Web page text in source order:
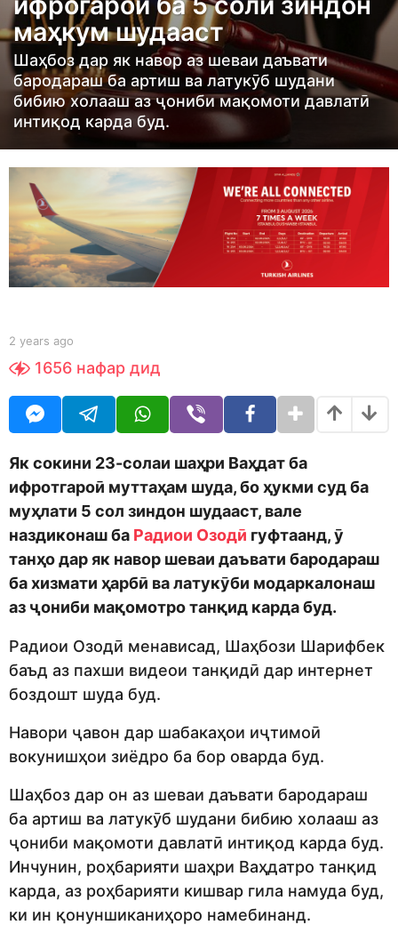
s
a
g
o
2
y
e
a
a
g
o
маҳкум шудааст
Шаҳбоз дар як навор аз шеваи даъвати
бародараш ба артиш ва латукӯб шудани
бибию холааш аз ҷониби мақомоти давлатӣ
интиқод карда буд.
b
S
h
d
o
2 years ago
e
g
1656 нафар дид
Яксокини 23-солаи шаҳри Ваҳдатба
ифротгароӣ муттаҳам шуда, бо ҳукми суд ба
муҳлати 5 сол зиндон шудааст, вале
наздиконаш ба Радиои Озодӣ гуфтаанд, ӯ
танҳо дар як навор шеваи даъвати бародараш
ба хизмати ҳарбӣ ва латукӯби модаркалонаш
аз ҷониби мақомотро танқид карда буд.
Радиои Озодӣ менависад, Шаҳбози Шарифбек
баъд аз пахши видеои танқидӣ дар интернет
боздошт шуда буд.
Навори ҷавон дар шабакаҳои иҷтимоӣ
вокунишҳои зиёдро ба бор оварда буд.
Шаҳбоз дар он аз шеваи даъвати бародараш
ба артиш ва латукӯб шудани бибию холааш аз
ҷониби мақомоти давлатӣ интиқод карда буд.
Инчунин, роҳбарияти шаҳри Ваҳдатро танқид
карда, аз роҳбарияти кишвар гила намуда буд,
ки ин қонуншиканиҳоро намебинанд.